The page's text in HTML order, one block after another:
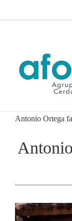
Antonio Ortega